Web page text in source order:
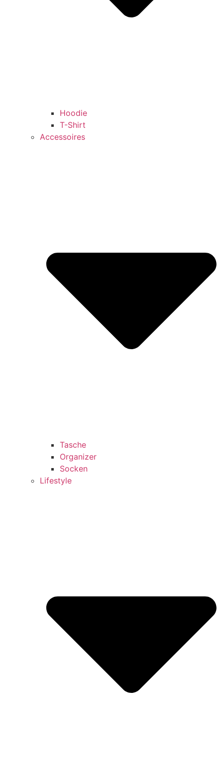
Hoodie
T-Shirt
Accessoires
Tasche
Organizer
Socken
Lifestyle